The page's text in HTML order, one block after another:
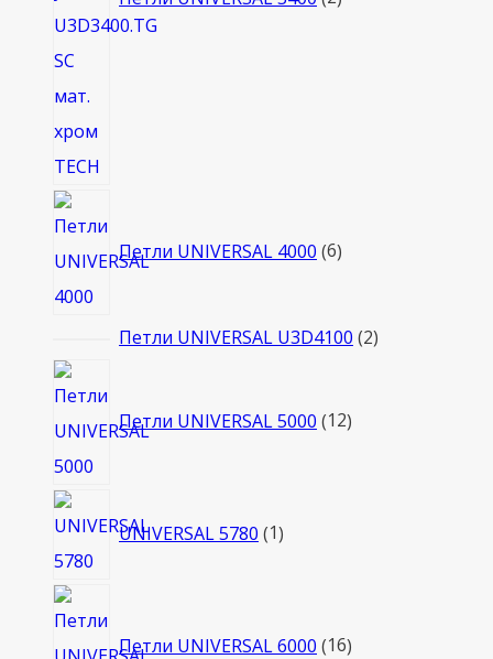
Петли UNIVERSAL 4000 6товаров
Петли UNIVERSAL U3D4100 22
Петли UNIVERSAL 5000 12товаров
UNIVERSAL 5780 1товар
Петли UNIVERSAL 6000 16товаров